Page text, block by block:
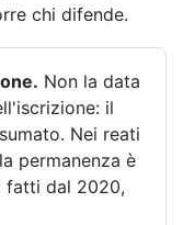
chi difende.
Non la data
il
Nei reati
permanenza è
fatti dal 2020,